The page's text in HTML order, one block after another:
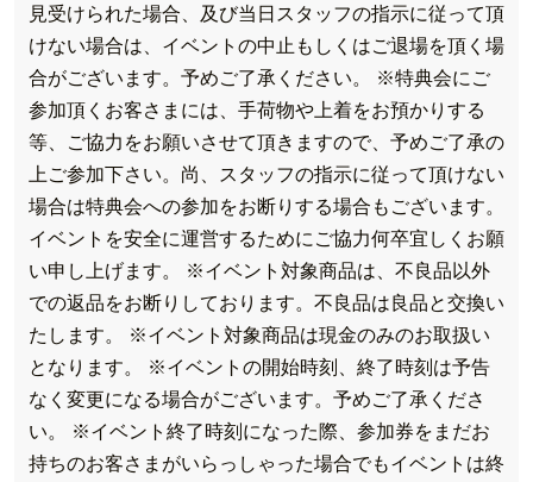
見受けられた場合、及び当日スタッフの指示に従って頂
けない場合は、イベントの中止もしくはご退場を頂く場
合がございます。予めご了承ください。 ※特典会にご
参加頂くお客さまには、手荷物や上着をお預かりする
等、ご協力をお願いさせて頂きますので、予めご了承の
上ご参加下さい。尚、スタッフの指示に従って頂けない
場合は特典会への参加をお断りする場合もございます。
イベントを安全に運営するためにご協力何卒宜しくお願
い申し上げます。 ※イベント対象商品は、不良品以外
での返品をお断りしております。不良品は良品と交換い
たします。 ※イベント対象商品は現金のみのお取扱い
となります。 ※イベントの開始時刻、終了時刻は予告
なく変更になる場合がございます。予めご了承くださ
い。 ※イベント終了時刻になった際、参加券をまだお
持ちのお客さまがいらっしゃった場合でもイベントは終